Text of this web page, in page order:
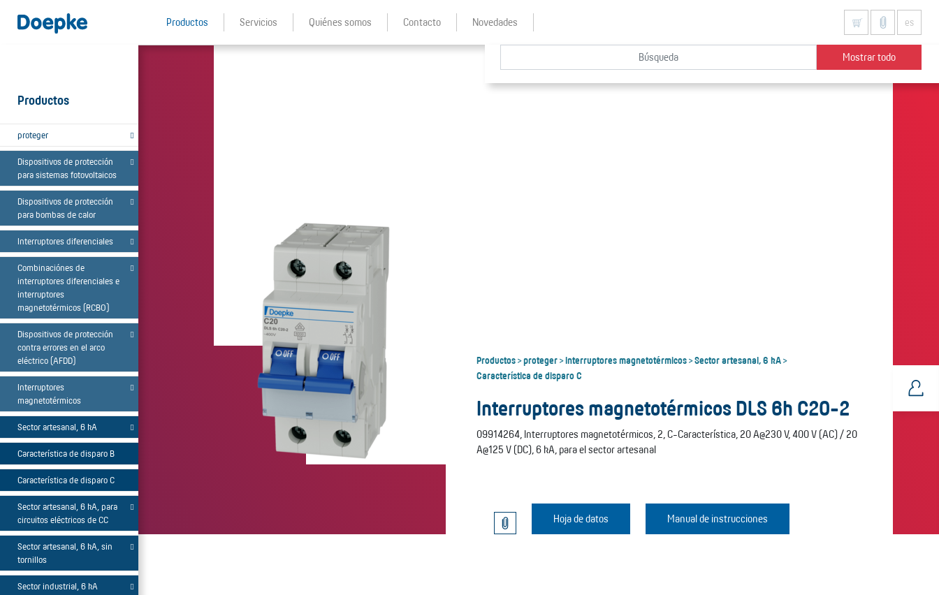
es
Productos Servicios Quiénes somos Contacto Novedades
Mostrar todo
Productos
proteger
Dispositivos de protección
para sistemas fotovoltaicos
Dispositivos de protección
para bombas de calor
Interruptores diferenciales
Combinaciónes de
interruptores diferenciales e
interruptores
magnetotérmicos (RCBO)
Dispositivos de protección
contra errores en el arco
eléctrico (AFDD)
Interruptores
magnetotérmicos
Sector artesanal, 6 kA
Característica de disparo B
Característica de disparo C
Sector artesanal, 6 kA, para
circuitos eléctricos de CC
Sector artesanal, 6 kA, sin
tornillos
Sector industrial, 6 kA
Productos>proteger>Interruptores magnetotérmicos>Sector artesanal, 6 kA>
Característica de disparo C
Interruptores magnetotérmicos DLS 6h C20-2
09914264, Interruptores magnetotérmicos, 2, C-Característica, 20 A@230 V, 400 V (AC) / 20
A@125 V (DC), 6 kA, para el sector artesanal
Hoja de datos Manual de instrucciones